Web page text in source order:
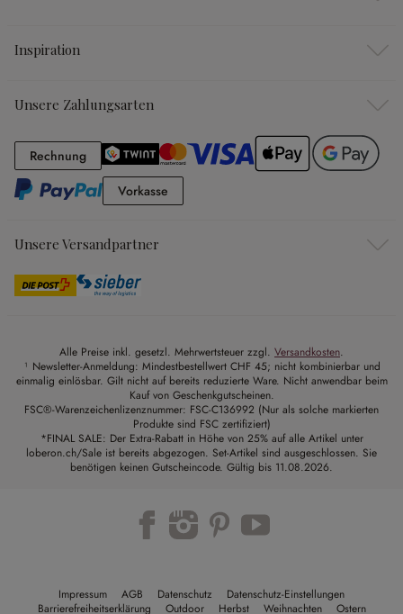
Inspiration
Unsere Zahlungsarten
RechnungRechnung
Vorkasse
Unsere Versandpartner
Alle Preise inkl. gesetzl. Mehrwertsteuer zzgl. Versandkosten.
¹ Newsletter-Anmeldung: Mindestbestellwert CHF 45; nicht kombinierbar und
einmalig einlösbar. Gilt nicht auf bereits reduzierte Ware. Nicht anwendbar beim
Kauf von Geschenkgutscheinen.
FSC®-Warenzeichenlizenznummer: FSC-C136992 (Nur als solche markierten
Produkte sind FSC zertifiziert)
*FINAL SALE: Der Extra-Rabatt in Höhe von 25% auf alle Artikel unter
loberon.ch/Sale ist bereits abgezogen. Set-Artikel sind ausgeschlossen. Sie
benötigen keinen Gutscheincode. Gültig bis 11.08.2026.
Impressum AGB Datenschutz
Datenschutz-Einstellungen
Barrierefreiheitserklärung
Outdoor Herbst Weihnachten Ostern